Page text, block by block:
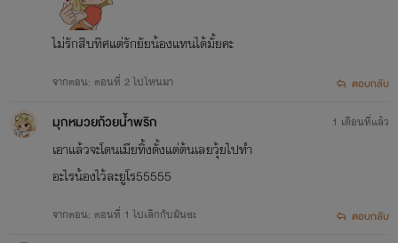
ไม่รักสิบทิศแต่รักยัยน้องแทนได้มั้ยคะ
จากตอน: ตอนที่ 2 ไปไหนมา ตอบกลับ
มุกหมวยถ้วยน้ำพริก
เอาแล้วจะโดนเมียทิ้งตั้งแต่ต้นเลยวุ้ยไปทำ
อะไรน้องไว้ละยูโร55555
จากตอน: ตอนที่ 1 ไปเลิกกับมันซะ
1 เดือนที่แล้ว
ตอบกลับ